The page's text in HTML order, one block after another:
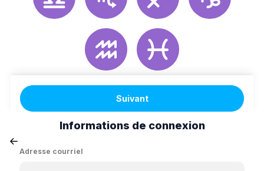
Suivant
Informations de connexion
Adresse courriel